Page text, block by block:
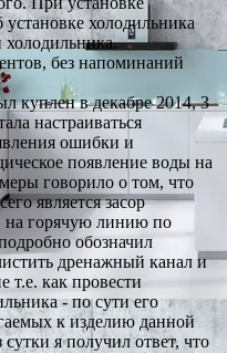
холодильника
холодильника.
без напоминаний
куплен в декабре 2014, 3
настраиваться
ошибки и
появление воды на
говорило о том, что
является засор
на горячую линию по
обозначил
дренажный канал и
т.е. как провести
- по сути его
к изделию данной
я получил ответ, что